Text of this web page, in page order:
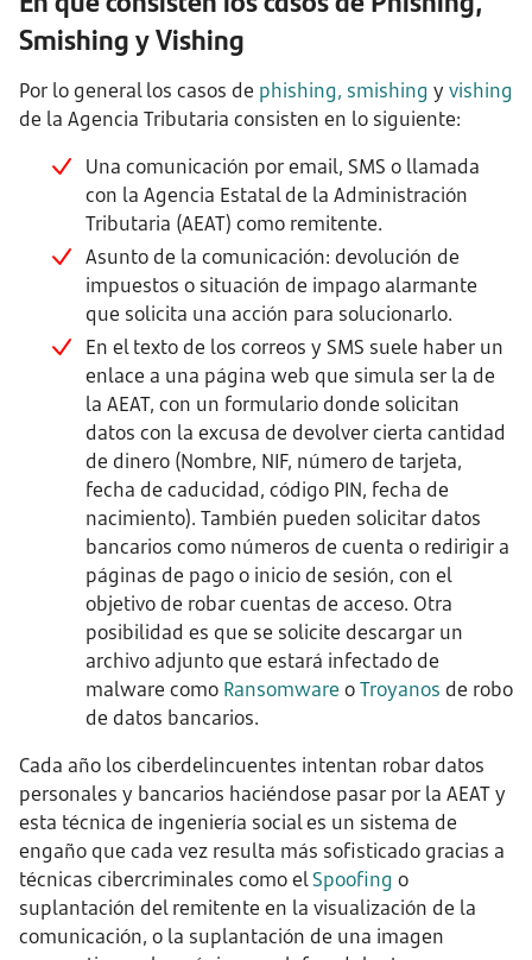
Smishing y Vishing
Por lo general los casos de phishing, smishing y vishing
de la Agencia Tributaria consisten en lo siguiente:
Una comunicación por email, SMS o llamada
con la Agencia Estatal de la Administración
Tributaria (AEAT) como remitente.
Asunto de la comunicación: devolución de
impuestos o situación de impago alarmante
que solicita una acción para solucionarlo.
En el texto de los correos y SMS suele haber un
enlace a una página web que simula ser la de
la AEAT, con un formulario donde solicitan
datos con la excusa de devolver cierta cantidad
de dinero (Nombre, NIF, número de tarjeta,
fecha de caducidad, código PIN, fecha de
nacimiento). También pueden solicitar datos
bancarios como números de cuenta o redirigir a
páginas de pago o inicio de sesión, con el
objetivo de robar cuentas de acceso. Otra
posibilidad es que se solicite descargar un
archivo adjunto que estará infectado de
malware como Ransomware oTroyanos de robo
de datos bancarios.
Cada año los ciberdelincuentes intentan robar datos
personales y bancarios haciéndose pasar por la AEAT y
esta técnica de ingeniería social es un sistema de
engaño que cada vez resulta más sofisticado gracias a
técnicas cibercriminales como elSpoofing o
suplantación del remitente en la visualización de la
comunicación, o la suplantación de una imagen